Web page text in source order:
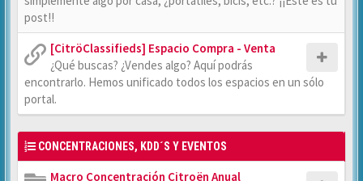
post!!
[CitröClassifieds] Espacio Compra - Venta
¿Qué buscas? ¿Vendes algo? Aquí podrás
encontrarlo. Hemos unificado todos los espacios en un sólo
portal.
CONCENTRACIONES, KDD´S Y EVENTOS
Macro Concentración Citroën Anual